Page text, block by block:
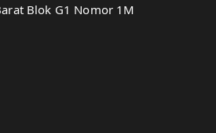
Blok G1 Nomor 1M